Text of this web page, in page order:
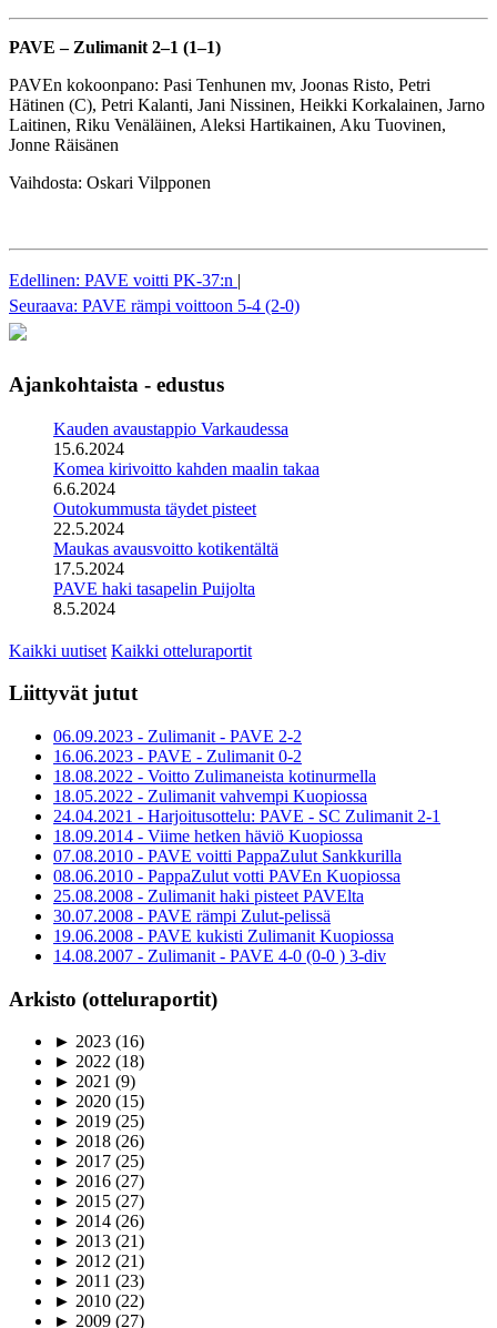
PAVE – Zulimanit 2–1 (1–1)
PAVEn kokoonpano: Pasi Tenhunen mv, Joonas Risto, Petri
Hätinen (C), Petri Kalanti, Jani Nissinen, Heikki Korkalainen, Jarno
Laitinen, Riku Venäläinen, Aleksi Hartikainen, Aku Tuovinen,
Jonne Räisänen
Vaihdosta: Oskari Vilpponen
Edellinen: PAVE voitti PK-37:n |
Seuraava: PAVE rämpi voittoon 5-4 (2-0)
Ajankohtaista - edustus
Kauden avaustappio Varkaudessa
15.6.2024
Komea kirivoitto kahden maalin takaa
6.6.2024
Outokummusta täydet pisteet
22.5.2024
Maukas avausvoitto kotikentältä
17.5.2024
PAVE haki tasapelin Puijolta
8.5.2024
Kaikki uutiset Kaikki otteluraportit
Liittyvät jutut
06.09.2023 - Zulimanit - PAVE 2-2
16.06.2023 - PAVE - Zulimanit 0-2
18.08.2022 - Voitto Zulimaneista kotinurmella
18.05.2022 - Zulimanit vahvempi Kuopiossa
24.04.2021 - Harjoitusottelu: PAVE - SC Zulimanit 2-1
18.09.2014 - Viime hetken häviö Kuopiossa
07.08.2010 - PAVE voitti PappaZulut Sankkurilla
08.06.2010 - PappaZulut votti PAVEn Kuopiossa
25.08.2008 - Zulimanit haki pisteet PAVElta
30.07.2008 - PAVE rämpi Zulut-pelissä
19.06.2008 - PAVE kukisti Zulimanit Kuopiossa
14.08.2007 - Zulimanit - PAVE 4-0 (0-0 ) 3-div
Arkisto (otteluraportit)
► 2023 (16)
► 2022 (18)
► 2021 (9)
► 2020 (15)
► 2019 (25)
► 2018 (26)
► 2017 (25)
► 2016 (27)
► 2015 (27)
► 2014 (26)
► 2013 (21)
► 2012 (21)
► 2011 (23)
► 2010 (22)
► 2009 (27)